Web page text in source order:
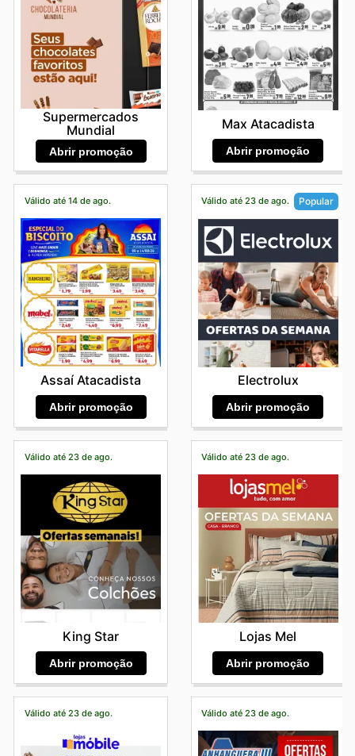
Supermercados
Mundial
Abrir promoção
Max Atacadista
Abrir promoção
Válido até 14 de ago.
Assaí Atacadista
Abrir promoção
Válido até 23 de ago. Popular
Electrolux
Abrir promoção
Válido até 23 de ago.
King Star
Abrir promoção
Válido até 23 de ago.
Lojas Mel
Abrir promoção
Válido até 23 de ago. Válido até 23 de ago.